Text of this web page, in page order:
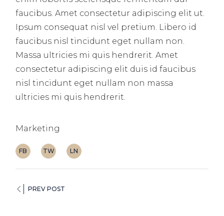
faucibus. Amet consectetur adipiscing elit ut.
Ipsum consequat nisl vel pretium. Libero id
faucibus nisl tincidunt eget nullam non.
Massa ultricies mi quis hendrerit. Amet
consectetur adipiscing elit duis id faucibus
nisl tincidunt eget nullam non massa
ultricies mi quis hendrerit.
Marketing
FB TW LN
PREV POST